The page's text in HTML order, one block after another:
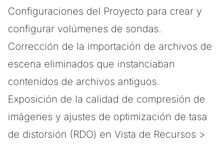
Configuraciones del Proyecto para crear y
configurar volúmenes de sondas.
Corrección de la importación de archivos de
escena eliminados que instanciaban
contenidos de archivos antiguos.
Exposición de la calidad de compresión de
imágenes y ajustes de optimización de tasa
de distorsión (RDO) en Vista de Recursos >